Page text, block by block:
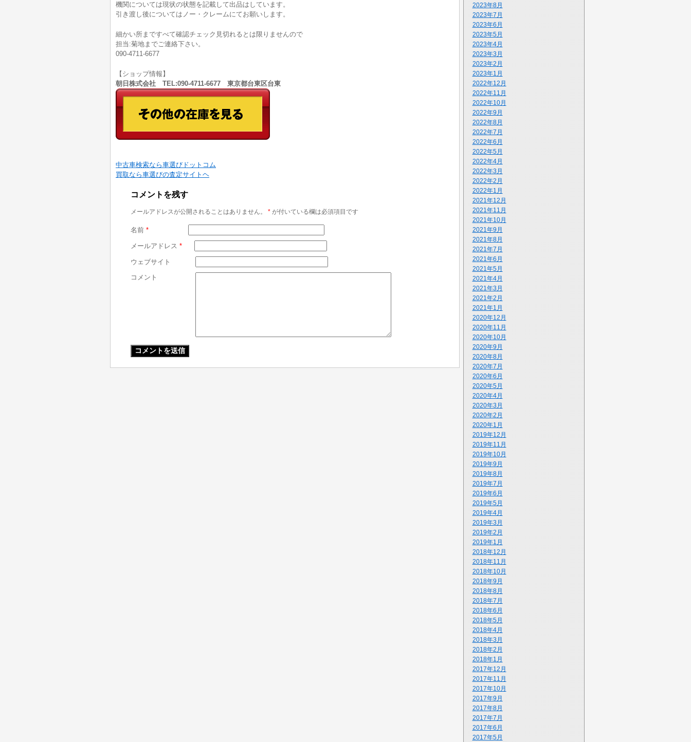
2023年8月
2023年7月
2023年6月
2023年5月
2023年4月
2023年3月
2023年2月
2023年1月
2022年12月
2022年11月
2022年10月
2022年9月
2022年8月
2022年7月
2022年6月
2022年5月
2022年4月
2022年3月
2022年2月
2022年1月
2021年12月
2021年11月
2021年10月
2021年9月
2021年8月
2021年7月
2021年6月
2021年5月
2021年4月
2021年3月
2021年2月
2021年1月
2020年12月
2020年11月
2020年10月
2020年9月
2020年8月
2020年7月
2020年6月
2020年5月
2020年4月
2020年3月
2020年2月
2020年1月
2019年12月
2019年11月
2019年10月
2019年9月
2019年8月
2019年7月
2019年6月
2019年5月
2019年4月
2019年3月
2019年2月
2019年1月
2018年12月
2018年11月
2018年10月
2018年9月
2018年8月
2018年7月
2018年6月
2018年5月
2018年4月
2018年3月
2018年2月
2018年1月
2017年12月
2017年11月
2017年10月
2017年9月
2017年8月
2017年7月
2017年6月
2017年5月
機関については現状の状態を記載して出品はしています。
引き渡し後についてはノー・クレームにてお願いします。
細かい所まですべて確認チェック見切れるとは限りませんので
担当:菊地までご連絡下さい。
090-4711-6677
【ショップ情報】
朝日株式会社 TEL:090-4711-6677 東京都台東区台東
中古車検索なら車選びドットコム
買取なら車選びの査定サイトヘ
コメントを残す
メールアドレスが公開されることはありません。 * が付いている欄は必須項目です
名前 *
メールアドレス *
ウェブサイト
コメント